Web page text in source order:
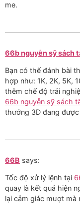
me.
66b nguyễn sỹ sách
Bạn có thể đánh bài
hợp như: 1K, 2K, 5K,
thêm chế độ trải
66b nguyễn sỹ sách
thưởng 3D đang
66B says:
Tốc độ xử lý lệnh tại
quay là kết quả hiện
lại cảm giác mượt